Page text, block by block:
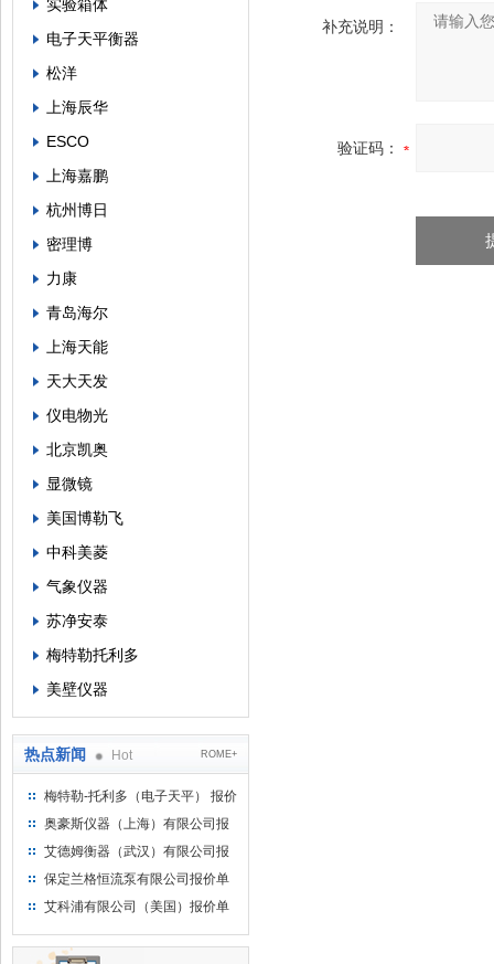
实验箱体
电子天平衡器
松洋
上海辰华
ESCO
上海嘉鹏
杭州博日
密理博
力康
青岛海尔
上海天能
天大天发
仪电物光
北京凯奥
显微镜
美国博勒飞
中科美菱
气象仪器
苏净安泰
梅特勒托利多
美壁仪器
热点新闻 Hot ROME+
梅特勒-托利多（电子天平） 报价
单
奥豪斯仪器（上海）有限公司报
价单
艾德姆衡器（武汉）有限公司报
价单
保定兰格恒流泵有限公司报价单
艾科浦有限公司（美国）报价单
补充说明：
验证码：